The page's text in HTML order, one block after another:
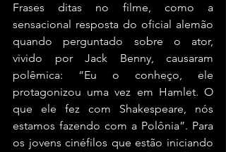
Frases ditas no filme, como a
sensacional resposta do oficial alemão
quando perguntado sobre o ator,
vivido por Jack Benny, causaram
polêmica: “Eu o conheço, ele
protagonizou uma vez em Hamlet. O
que ele fez com Shakespeare, nós
estamos fazendo com a Polônia”. Para
os jovens cinéfilos que estão iniciando